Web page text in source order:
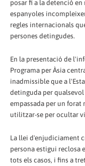
posar fi a la detenció
espanyoles
regles internacionals
persones detingudes.
En la presentació de
Programa per Àsia
inadmissible que a
detinguda per
empassada per un forat
utilitzar-se per ocultar
La llei d'enjudiciament
persona estigui reclosa
tots els casos, i fins a